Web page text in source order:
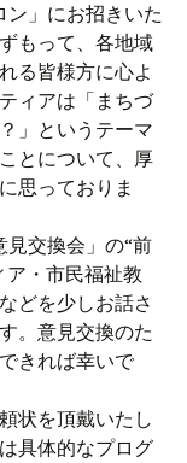
」にお招きいた
もって、各地域
る皆様方に心よ
ィアは「まちづ
」というテーマ
とについて、厚
思っておりま
交換会」の“前
ア・市民福祉教
どを少しお話さ
。意見交換のた
きれば幸いで
状を頂戴いたし
具体的なプログ